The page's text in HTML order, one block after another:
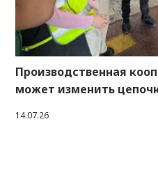
Производственная
может изменить
14.07.26